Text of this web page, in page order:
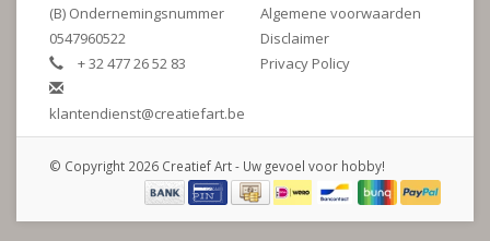
(B) Ondernemingsnummer
0547960522
+ 32 477 26 52 83
klantendienst@creatiefart.be
Algemene voorwaarden
Disclaimer
Privacy Policy
© Copyright 2026 Creatief Art - Uw gevoel voor hobby!